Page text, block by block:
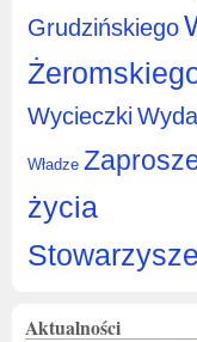
Grudzińskiego
Wycieczki
Władze
życia
Aktualności